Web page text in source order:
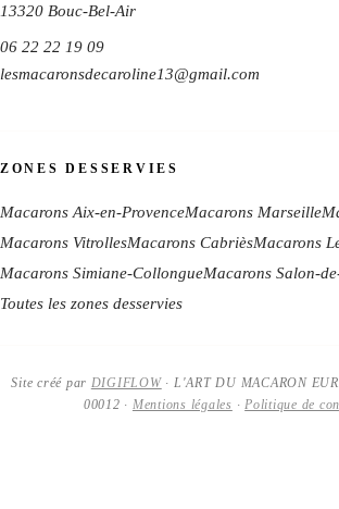
13320 Bouc-Bel-Air
06 22 22 19 09
lesmacaronsdecaroline13@gmail.com
ZONES DESSERVIES
Macarons Aix-en-ProvenceMacarons Marseille
Macarons VitrollesMacarons CabrièsMacarons
Macarons Simiane-CollongueMacarons Salon-
Toutes les zones desservies
Site créé par DIGIFLOW· L'ART DU MACARON
00012 · Mentions légales ·Politique de